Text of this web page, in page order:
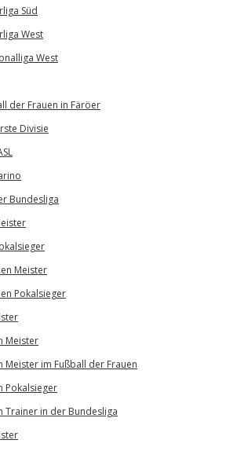
Süd
West
West
der Frauen in Färöer
Divisie
Bundesliga
Meister
Pokalsieger
Meister
Meister im Fußball der Frauen
Pokalsieger
Trainer in der Bundesliga